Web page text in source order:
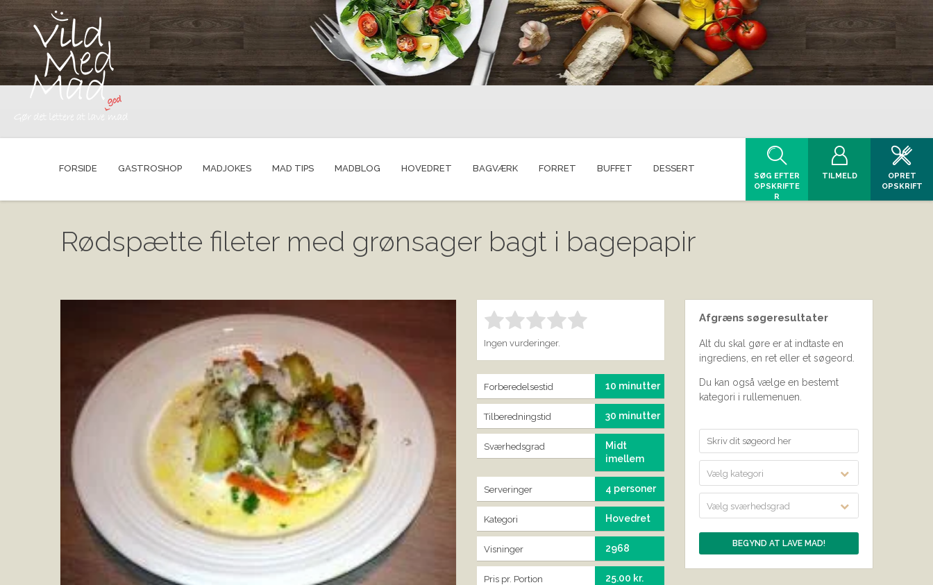
FORSIDE GASTROSHOP MADJOKES MAD TIPS MADBLOG HOVEDRET BAGVÆRK FORRET BUFFET DESSERT
SØG EFTER
OPSKRIFTE
R
TILMELD
OPRET
OPSKRIFT
Rødspætte fileter med grønsager bagt i bagepapir
Bedøm denne vare: 1.00 INDSEND BEDØMMELSE
Ingen vurderinger.
Forberedelsestid 10 minutter
Tilberedningstid 30 minutter
Sværhedsgrad
Midt
imellem
Serveringer 4 personer
Kategori Hovedret
Visninger 2968
Pris pr. Portion 25.00 kr.
Afgræns søgeresultater
Alt du skal gøre er at indtaste en
ingrediens, en ret eller et søgeord.
Du kan også vælge en bestemt
kategori i rullemenuen.
Vælg kategori
Vælg sværhedsgrad